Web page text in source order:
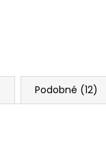
Podobné (12)